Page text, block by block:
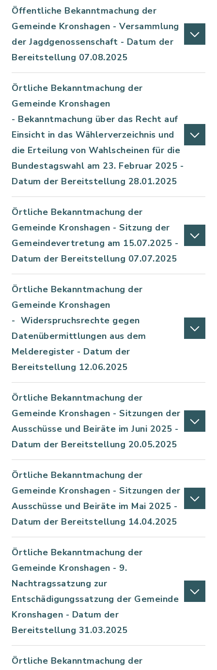
Öffentliche Bekanntmachung der
Gemeinde Kronshagen - Versammlung
der Jagdgenossenschaft - Datum der
Bereitstellung 07.08.2025
Örtliche Bekanntmachung der
Gemeinde Kronshagen
- Bekanntmachung über das Recht auf
Einsicht in das Wählerverzeichnis und
die Erteilung von Wahlscheinen für die
Bundestagswahl am 23. Februar 2025 -
Datum der Bereitstellung 28.01.2025
Örtliche Bekanntmachung der
Gemeinde Kronshagen - Sitzung der
Gemeindevertretung am 15.07.2025 -
Datum der Bereitstellung 07.07.2025
Örtliche Bekanntmachung der
Gemeinde Kronshagen
- Widerspruchsrechte gegen
Datenübermittlungen aus dem
Melderegister - Datum der
Bereitstellung 12.06.2025
Örtliche Bekanntmachung der
Gemeinde Kronshagen - Sitzungen der
Ausschüsse und Beiräte im Juni 2025 -
Datum der Bereitstellung 20.05.2025
Örtliche Bekanntmachung der
Gemeinde Kronshagen - Sitzungen der
Ausschüsse und Beiräte im Mai 2025 -
Datum der Bereitstellung 14.04.2025
Örtliche Bekanntmachung der
Gemeinde Kronshagen - 9.
Nachtragssatzung zur
Entschädigungssatzung der Gemeinde
Kronshagen - Datum der
Bereitstellung 31.03.2025
Örtliche Bekanntmachung der